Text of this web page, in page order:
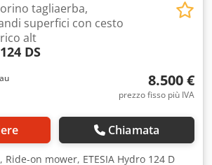
tagliaerba,
superfici con cesto
alt
DS
8.500 €
prezzo fisso più IVA
Chiamata
, Ride-on mower, ETESIA Hydro 124 D